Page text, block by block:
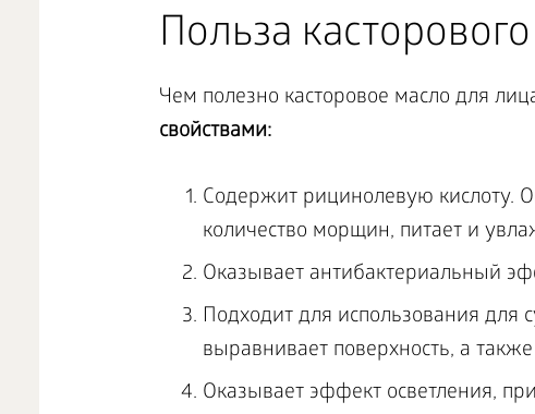
Польза
Чем полезно касторовое масло для
свойствами:
Содержит рицинолевую кислоту.
количество морщин, питает и
Оказывает антибактериальный
Подходит для использования
выравнивает поверхность, а
Оказывает эффект осветления,